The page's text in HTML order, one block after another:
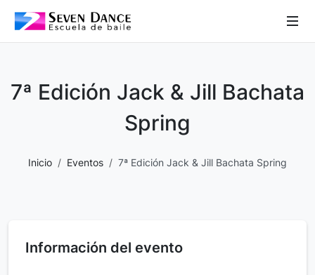
Menu
7ª Edición Jack & Jill Bachata
Spring
Inicio Eventos 7ª Edición Jack & Jill Bachata Spring
Información del evento